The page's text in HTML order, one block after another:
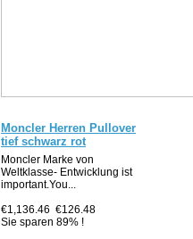
Moncler Herren Pullover
tief schwarz rot
Moncler Marke von
Weltklasse- Entwicklung ist
important.You...
€1,136.46 €126.48
Sie sparen 89% !